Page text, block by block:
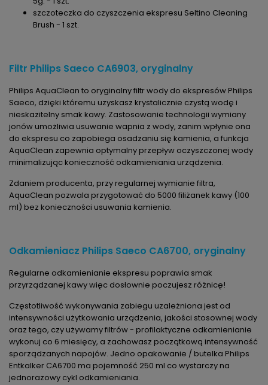
szczoteczka do czyszczenia ekspresu Seltino Cleaning
Brush - 1 szt.
Filtr Philips Saeco CA6903, oryginalny
Philips AquaClean to oryginalny filtr wody do ekspresów Philips
Saeco, dzięki któremu uzyskasz krystalicznie czystą wodę i
nieskazitelny smak kawy. Zastosowanie technologii wymiany
jonów umożliwia usuwanie wapnia z wody, zanim wpłynie ona
do ekspresu co zapobiega osadzaniu się kamienia, a funkcja
AquaClean zapewnia optymalny przepływ oczyszczonej wody
minimalizując konieczność odkamieniania urządzenia.
Zdaniem producenta, przy regularnej wymianie filtra,
AquaClean pozwala przygotować do 5000 filiżanek kawy (100
ml) bez konieczności usuwania kamienia.
Odkamieniacz Philips Saeco CA6700, oryginalny
Regularne odkamienianie ekspresu poprawia smak
przyrządzanej kawy więc dosłownie poczujesz różnicę!
Częstotliwość wykonywania zabiegu uzależniona jest od
intensywności użytkowania urządzenia, jakości stosownej wody
oraz tego, czy używamy filtrów - profilaktyczne odkamienianie
wykonuj co 6 miesięcy, a zachowasz początkową intensywność
sporządzanych napojów. Jedno opakowanie / butelka Philips
Entkalker CA6700 ma pojemność 250 ml co wystarczy na
jednorazowy cykl odkamieniania.